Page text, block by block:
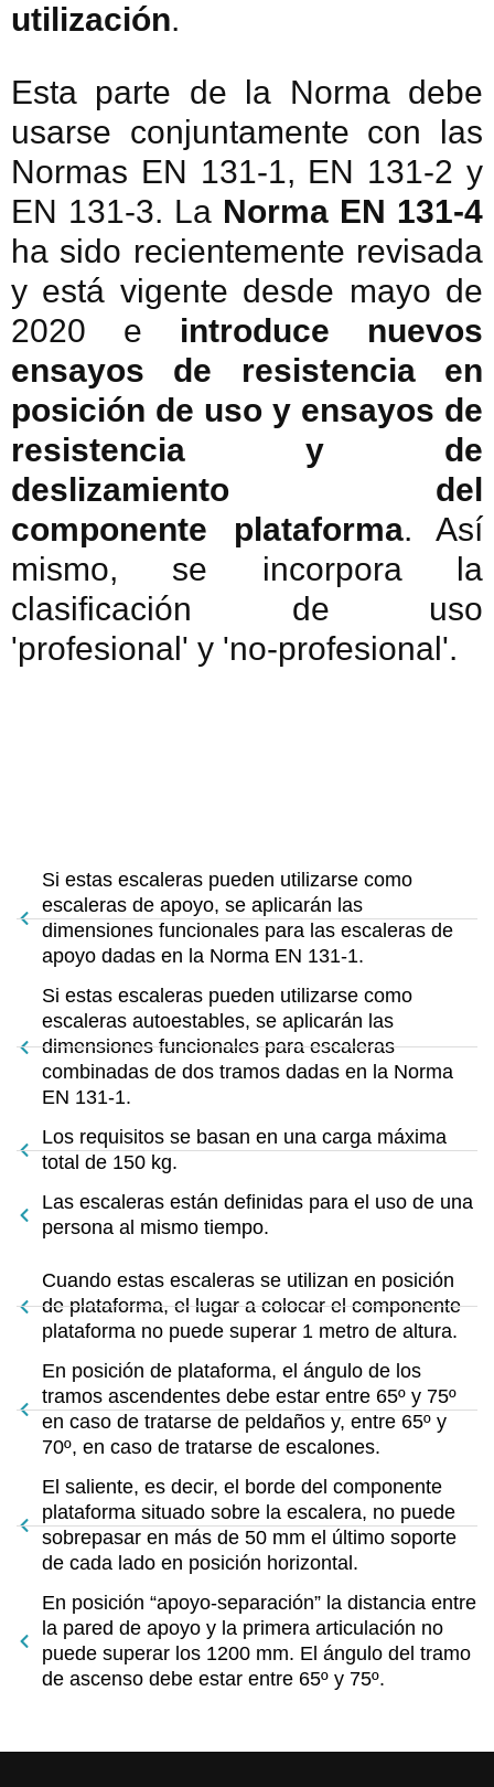
utilización.
Esta parte de la Norma debe
usarse conjuntamente con las
Normas EN 131-1, EN 131-2 y
EN 131-3. La Norma EN 131-4
ha sido recientemente revisada
y está vigente desde mayo de
2020 e introduce nuevos
ensayos de resistencia en
posición de uso y ensayos de
resistencia y de
deslizamiento del
componente plataforma. Así
mismo, se incorpora la
clasificación de uso
'profesional' y 'no-profesional'.
Si estas escaleras pueden utilizarse como
escaleras de apoyo, se aplicarán las
dimensiones funcionales para las escaleras de
apoyo dadas en la Norma EN 131-1.
Si estas escaleras pueden utilizarse como
escaleras autoestables, se aplicarán las
dimensiones funcionales para escaleras
combinadas de dos tramos dadas en la Norma
EN 131-1.
Los requisitos se basan en una carga máxima
total de 150 kg.
Las escaleras están definidas para el uso de una
persona al mismo tiempo.
Cuando estas escaleras se utilizan en posición
de plataforma, el lugar a colocar el componente
plataforma no puede superar 1 metro de altura.
En posición de plataforma, el ángulo de los
tramos ascendentes debe estar entre 65º y 75º
en caso de tratarse de peldaños y, entre 65º y
70º, en caso de tratarse de escalones.
El saliente, es decir, el borde del componente
plataforma situado sobre la escalera, no puede
sobrepasar en más de 50 mm el último soporte
de cada lado en posición horizontal.
En posición “apoyo-separación” la distancia entre
la pared de apoyo y la primera articulación no
puede superar los 1200 mm. El ángulo del tramo
de ascenso debe estar entre 65º y 75º.